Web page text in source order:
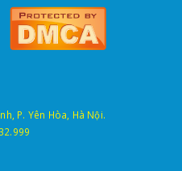
P. Yên Hòa, Hà Nội.